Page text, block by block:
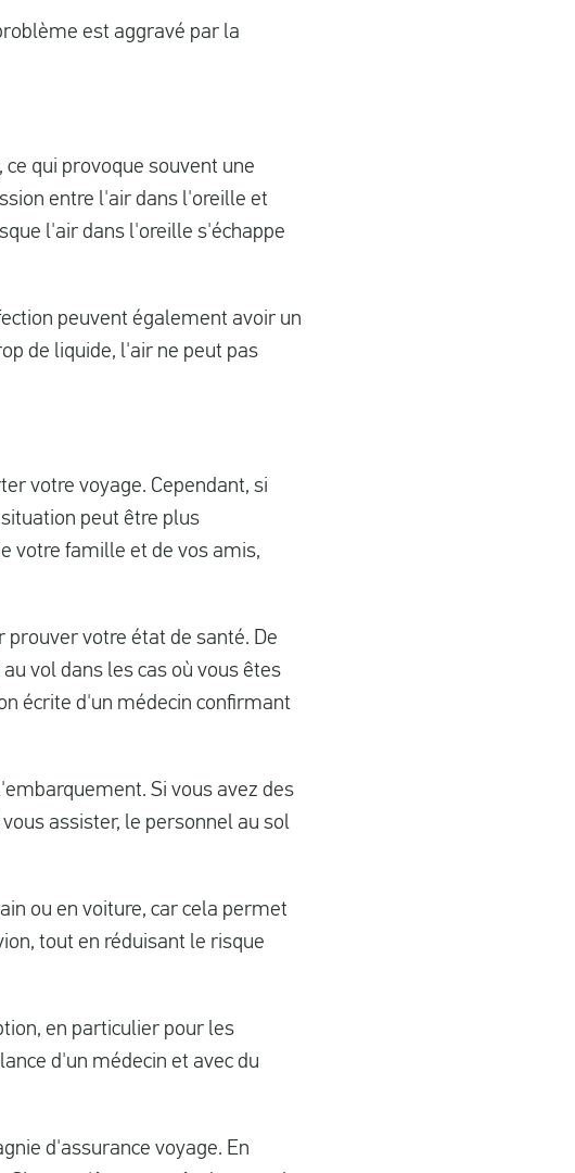
est aggravé par la
qui provoque souvent une
entre l'air dans l'oreille et
l'air dans l'oreille s'échappe
peuvent également avoir un
de liquide, l'air ne peut pas
votre voyage. Cependant, si
peut être plus
votre famille et de vos amis,
prouver votre état de santé. De
vol dans les cas où vous êtes
écrite d'un médecin confirmant
Si vous avez des
assister, le personnel au sol
ou en voiture, car cela permet
tout en réduisant le risque
en particulier pour les
d'un médecin et avec du
d'assurance voyage. En